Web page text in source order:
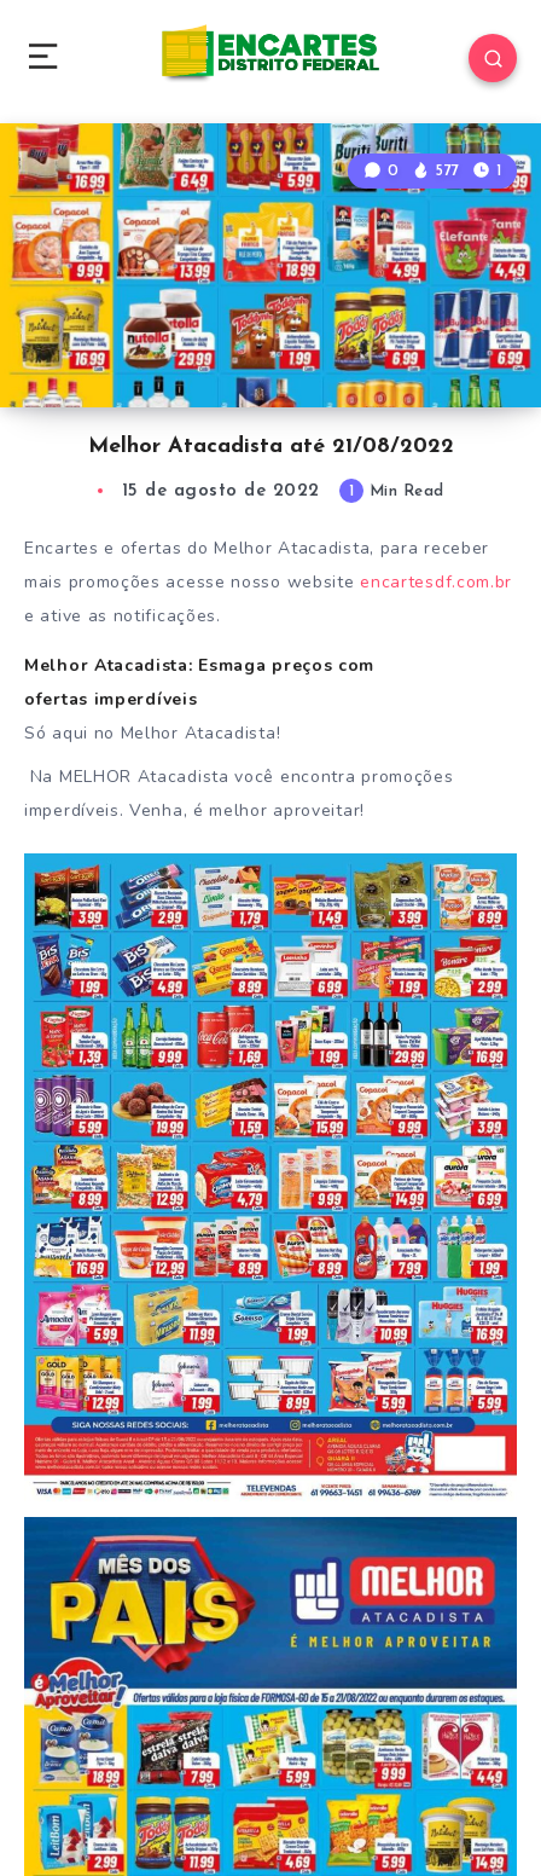
0 577 1
Melhor Atacadista até 21/08/2022
15 de agosto de 2022 1 Min Read
Encartes e ofertas do Melhor Atacadista, para receber
mais promoções acesse nosso websiteencartesdf.com.br
e ative as notificações.
Melhor Atacadista: Esmaga preços com
ofertas imperdíveis
Só aqui no Melhor Atacadista!
Na MELHOR Atacadista você encontra promoções
imperdíveis. Venha, é melhor aproveitar!⠀